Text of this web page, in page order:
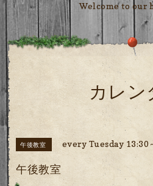
Welcome to our
カレ
午後教室 every Tuesday 13:30
午後教室